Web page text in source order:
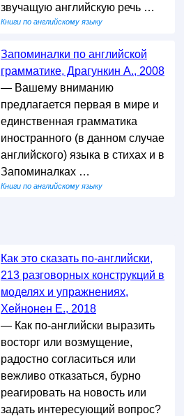
звучащую английскую речь …
Книги по английскому языку
Запоминалки по английской
грамматике, Драгункин А., 2008
— Вашему вниманию
предлагается первая в мире и
единственная грамматика
иностранного (в данном случае
английского) языка в стихах и в
Запоминалках …
Книги по английскому языку
Как это сказать по-английски,
213 разговорных конструкций в
моделях и упражнениях,
Хейнонен Е., 2018
— Как по-английски выразить
восторг или возмущение,
радостно согласиться или
вежливо отказаться, бурно
реагировать на новость или
задать интересующий вопрос?